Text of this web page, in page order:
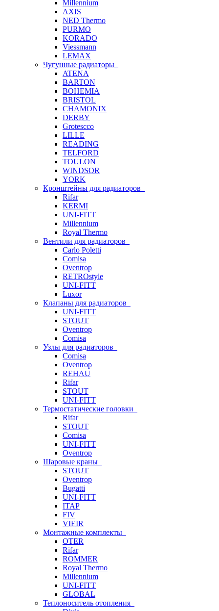
Millennium
AXIS
NED Thermo
PURMO
KORADO
Viessmann
LEMAX
Чугунные радиаторы
ATENA
BARTON
BOHEMIA
BRISTOL
CHAMONIX
DERBY
Grotescco
LILLE
READING
TELFORD
TOULON
WINDSOR
YORK
Кронштейны для радиаторов
Rifar
KERMI
UNI-FITT
Millennium
Royal Thermo
Вентили для радиаторов
Carlo Poletti
Comisa
Oventrop
RETROstyle
UNI-FITT
Luxor
Клапаны для радиаторов
UNI-FITT
STOUT
Oventrop
Comisa
Узлы для радиаторов
Comisa
Oventrop
REHAU
Rifar
STOUT
UNI-FITT
Термостатические головки
Rifar
STOUT
Comisa
UNI-FITT
Oventrop
Шаровые краны
STOUT
Oventrop
Bugatti
UNI-FITT
ITAP
FIV
VIEIR
Монтажные комплекты
OTER
Rifar
ROMMER
Royal Thermo
Millennium
UNI-FITT
GLOBAL
Теплоноситель отопления